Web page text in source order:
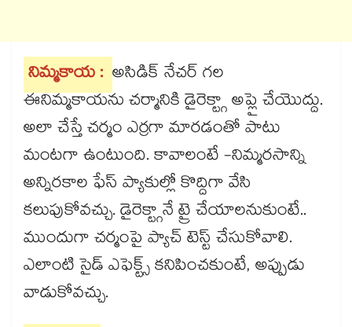
నిమ్మకాయ : అసిడిక్ నేచర్ గల
ఈనిమ్మకాయను చర్మానికి డైరెక్ట్గా అప్లై చేయొద్దు.
అలా చేస్తే చర్మం ఎర్రగా మారడంతో పాటు
మంటగా ఉంటుంది. కావాలంటే -నిమ్మరసాన్ని
అన్నిరకాల ఫేస్ ప్యాకుల్లో కొద్దిగా వేసి
కలుపుకోవచ్చు. డైరెక్ట్గానే ట్రై చేయాలనుకుంటే..
ముందుగా చర్మంపై ప్యాచ్ టెస్ట్ చేసుకోవాలి.
ఎలాంటి సైడ్ ఎఫెక్ట్స్ కనిపించకుంటే, అప్పుడు
వాడుకోవచ్చు.